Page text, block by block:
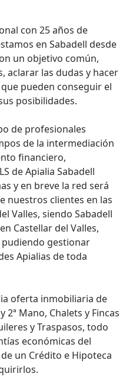
con 25 años de
en Sabadell desde
un objetivo común,
aclarar las dudas y hacer
pueden conseguir el
posibilidades.
de profesionales
de la intermediación
financiero,
de Apialia Sabadell
y en breve la red será
nuestros clientes en las
Valles, siendo Sabadell
Castellar del Valles,
pudiendo gestionar
Apialias de toda
oferta inmobiliaria de
2ª Mano, Chalets y Fincas
y Traspasos, todo
económicas del
un Crédito e Hipoteca